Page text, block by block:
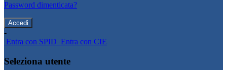
Password dimenticata?
-
Entra con SPID Entra con CIE
Seleziona utente